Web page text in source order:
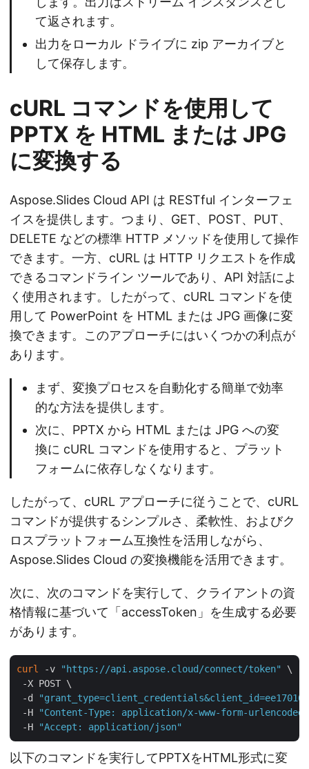
て返されます。
出力をローカル ドライブに zip アーカイブと
して保存します。
cURL コマンドを使用して
PPTX を HTML または JPG
に変換する
Aspose.Slides Cloud API は RESTful インターフェ
イスを提供します。つまり、GET、POST、PUT、
DELETE などの標準 HTTP メソッドを使用して操作
できます。一方、cURL は HTTP リクエストを作成
できるコマンドライン ツールであり、API 対話によ
く使用されます。したがって、cURL コマンドを使
用して PowerPoint を HTML または JPG 画像に変
換できます。このアプローチにはいくつかの利点が
あります。
まず、変換プロセスを自動化する簡単で効率
的な方法を提供します。
次に、PPTX から HTML または JPG への変
換に cURL コマンドを使用すると、プラット
フォームに依存しなくなります。
したがって、cURL アプローチに従うことで、cURL
コマンドが提供するシンプルさ、柔軟性、およびク
ロスプラットフォーム互換性を活用しながら、
Aspose.Slides Cloud の変換機能を活用できます。
次に、次のコマンドを実行して、クライアントの資
格情報に基づいて「accessToken」を生成する必要
があります。
curl -v "https://api.aspose.cloud/connect/token"
\
-X POST \
-d
-H
"Content-Type: application/x-www-form-urlencoded"
-H
"Accept: application/json"
以下のコマンドを実行してPPTXをHTML形式に変